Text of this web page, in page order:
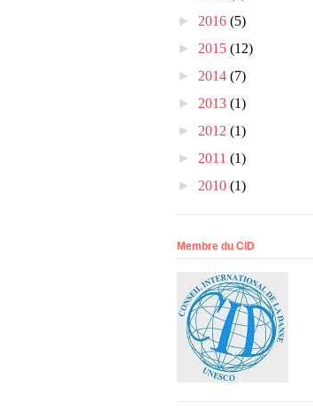
► 2016 (5)
► 2015 (12)
► 2014 (7)
► 2013 (1)
► 2012 (1)
► 2011 (1)
► 2010 (1)
Membre du CID